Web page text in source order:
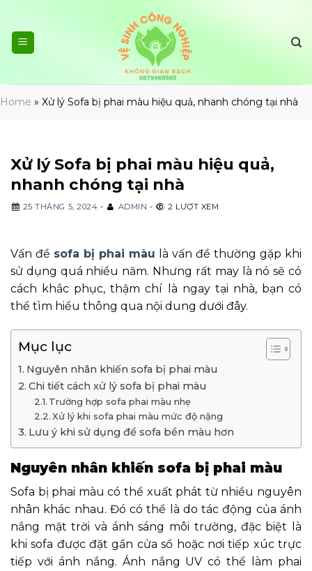
content
Home » Xử lý Sofa bị phai màu hiệu quả, nhanh chóng tại nhà
Xử lý Sofa bị phai màu hiệu quả,
nhanh chóng tại nhà
25 THÁNG 5, 2024 - ADMIN - 2 LƯỢT XEM
Vấn đề sofa bị phai màu là vấn đề thường gặp khi
sử dụng quá nhiều năm. Nhưng rất may là nó sẽ có
cách khắc phục, thậm chí là ngay tại nhà, bạn có
thể tìm hiểu thông qua nội dung dưới đây.
Mục lục
Nguyên nhân khiến sofa bị phai màu
Chi tiết cách xử lý sofa bị phai màu
Trường hợp sofa phai màu nhẹ
Xử lý khi sofa phai màu mức độ nặng
Lưu ý khi sử dụng để sofa bền màu hơn
Nguyên nhân khiến sofa bị phai màu
Sofa bị phai màu có thể xuất phát từ nhiều nguyên
nhân khác nhau. Đó có thể là do tác động của ánh
nắng mặt trời và ánh sáng môi trường, đặc biệt là
khi sofa được đặt gần cửa sổ hoặc nơi tiếp xúc trực
tiếp với ánh nắng. Ánh nắng UV có thể làm phai